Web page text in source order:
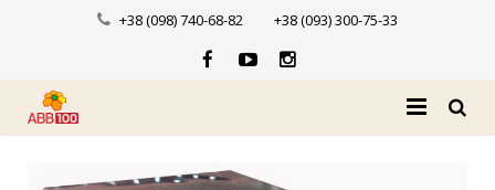
+38 (098) 740-68-82 +38 (093) 300-75-33